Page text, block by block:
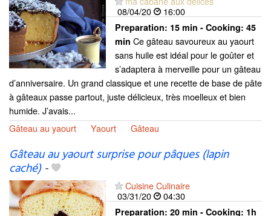
08/04/20
16:00
Preparation: 15 min - Cooking: 45
min Ce gâteau savoureux au yaourt
sans huile est idéal pour le goûter et
s’adaptera à merveille pour un gâteau
d’anniversaire. Un grand classique et une recette de base de pâte
à gâteaux passe partout, juste délicieux, très moelleux et bien
humide. J’avais...
Gâteau au yaourt
Yaourt Gâteau
Gâteau au yaourt surprise pour pâques (lapin
caché)-
Cuisine Culinaire
03/31/20
04:30
Preparation: 20 min - Cooking: 1h